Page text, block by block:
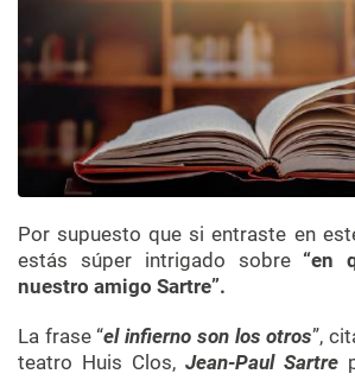
Por supuesto que si entraste en
estás súper intrigado sobre “en
nuestro amigo Sartre”.
La frase “el infierno son los otros”,
teatro Huis Clos, Jean-Paul Sartre